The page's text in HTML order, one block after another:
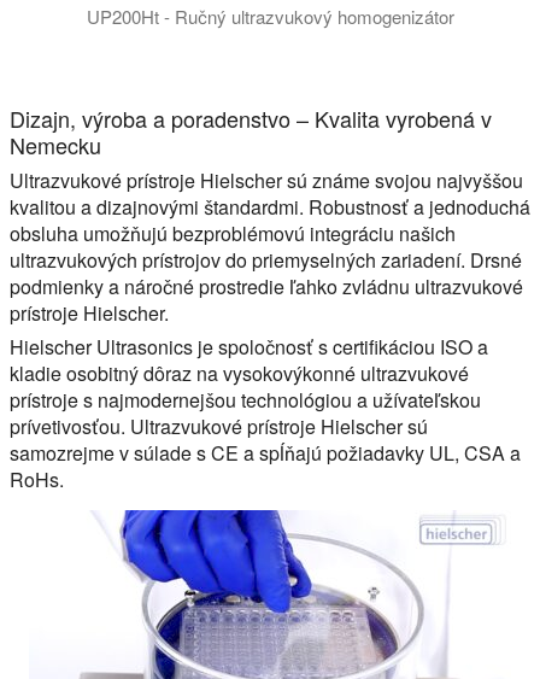
UP200Ht - Ručný ultrazvukový homogenizátor
Dizajn, výroba a poradenstvo – Kvalita vyrobená v
Nemecku
Ultrazvukové prístroje Hielscher sú známe svojou najvyššou
kvalitou a dizajnovými štandardmi. Robustnosť a jednoduchá
obsluha umožňujú bezproblémovú integráciu našich
ultrazvukových prístrojov do priemyselných zariadení. Drsné
podmienky a náročné prostredie ľahko zvládnu ultrazvukové
prístroje Hielscher.
Hielscher Ultrasonics je spoločnosť s certifikáciou ISO a
kladie osobitný dôraz na vysokovýkonné ultrazvukové
prístroje s najmodernejšou technológiou a užívateľskou
prívetivosťou. Ultrazvukové prístroje Hielscher sú
samozrejme v súlade s CE a spĺňajú požiadavky UL, CSA a
RoHs.